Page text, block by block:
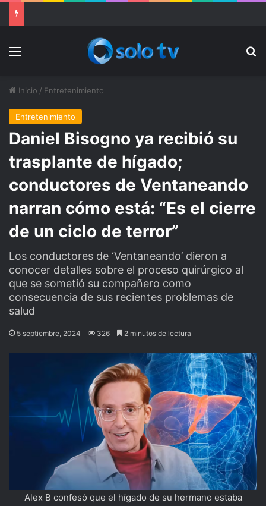
Menu
Inicio / Entretenimiento
Entretenimiento
Daniel Bisogno ya recibió su
trasplante de hígado;
conductores de Ventaneando
narran cómo está: “Es el cierre
de un ciclo de terror”
Los conductores de ‘Ventaneando’ dieron a
conocer detalles sobre el proceso quirúrgico al
que se sometió su compañero como
consecuencia de sus recientes problemas de
salud
5 septiembre, 2024 326 2 minutos de lectura
Alex B confesó que el hígado de su hermano estaba